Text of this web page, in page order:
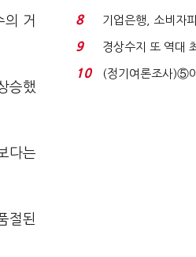
거
승했
다는
절된
생법 위반 반복...
8
기업은행, 소비자
이스피싱 공시 ...
9
경상수지 또 역대
억달러에 '3% 성...
10
(정기여론조사)⑤